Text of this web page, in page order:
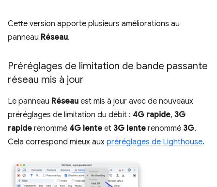
Cette version apporte plusieurs améliorations au
panneau Réseau.
Préréglages de limitation de bande passante
réseau mis à jour
Le panneau Réseau est mis à jour avec de nouveaux
préréglages de limitation du débit : 4G rapide, 3G
rapide renommé 4G lente et 3G lente renommé 3G.
Cela correspond mieux aux préréglages de Lighthouse.